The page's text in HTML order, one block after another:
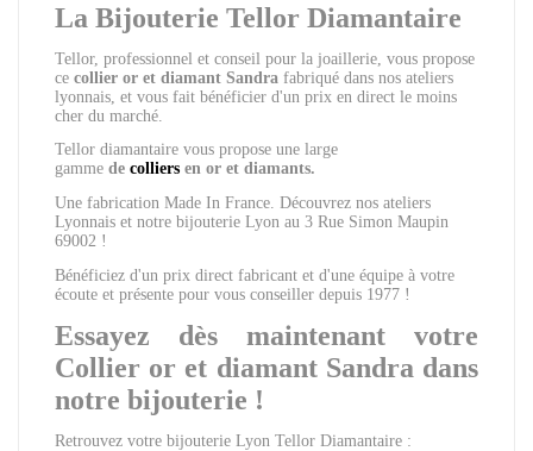
La Bijouterie Tellor Diamantaire
Tellor, professionnel et conseil pour la joaillerie, vous propose
ce collier or et diamant Sandra fabriqué dans nos ateliers
lyonnais, et vous fait bénéficier d'un prix en direct le moins
cher du marché.
Tellor diamantaire vous propose une large
gamme de colliers en or et diamants.
Une fabrication Made In France. Découvrez nos ateliers
Lyonnais et notre bijouterie Lyon au 3 Rue Simon Maupin
69002 !
Bénéficiez d'un prix direct fabricant et d'une équipe à votre
écoute et présente pour vous conseiller depuis 1977 !
Essayez dès maintenant votre
Collier or et diamant Sandra dans
notre bijouterie !
Retrouvez votre bijouterie Lyon Tellor Diamantaire :